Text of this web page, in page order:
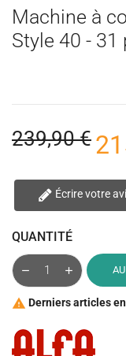
Machine à
Style 40 - 31
239,90 €
Écrire votre
QUANTITÉ
 Derniers articles